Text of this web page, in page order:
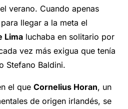
verano. Cuando apenas
llegar a la meta el
Lima luchaba en solitario por
vez más exigua que tenía
Stefano Baldini.
el que Cornelius Horan, un
de origen irlandés, se